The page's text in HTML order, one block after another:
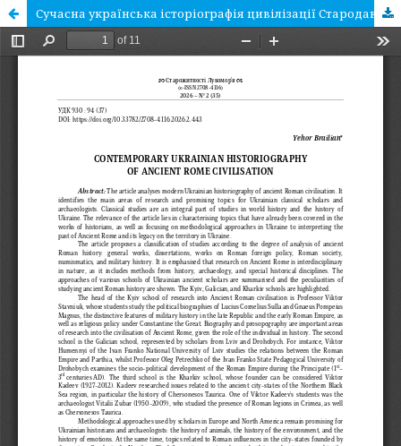
Сучасна українська історіографія цивілізації Стародавнього Риму